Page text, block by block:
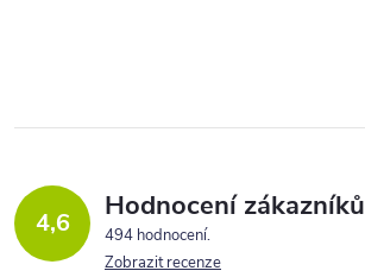
4,6 Hodnocení zákazníků
494 hodnocení
Zobrazit recenze